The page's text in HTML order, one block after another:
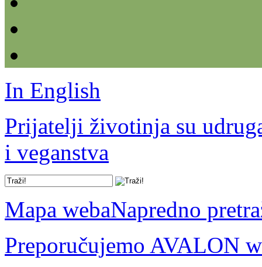
In English
Prijatelji životinja su
i veganstva
Mapa webaNapredno
Preporučujemo AVALON